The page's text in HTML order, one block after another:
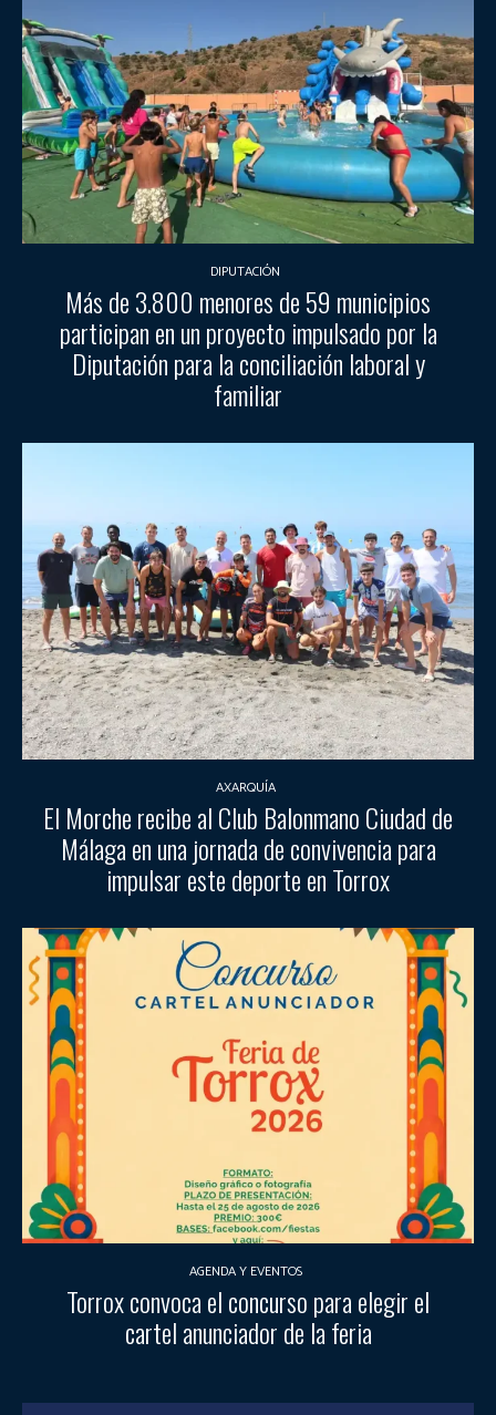
DIPUTACIÓN
Más de 3.800 menores de 59 municipios
participan en un proyecto impulsado por la
Diputación para la conciliación laboral y
familiar
AXARQUÍA
El Morche recibe al Club Balonmano Ciudad de
Málaga en una jornada de convivencia para
impulsar este deporte en Torrox
AGENDA Y EVENTOS
Torrox convoca el concurso para elegir el
cartel anunciador de la feria